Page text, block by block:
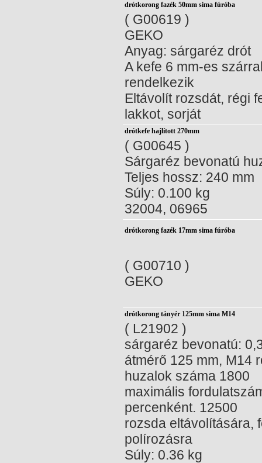
drótkorong fazék 50mm sima fúróba
( G00619 )
GEKO
Anyag: sárgaréz drót
A kefe 6 mm-es
rendelkezik
Eltávolít rozsdát, régi
lakkot, sorját
drótkefe hajlított 270mm
( G00645 )
Sárgaréz bevonatú
Teljes hossz: 240 mm
Súly: 0.100 kg
32004, 06965
drótkorong fazék 17mm sima fúróba
( G00710 )
GEKO
drótkorong tányér 125mm sima M14
( L21902 )
sárgaréz bevonatú:
átmérő 125 mm, M14
huzalok száma 1800
maximális
percenként. 12500
rozsda eltávolítására,
polírozásra
Súly: 0.36 kg